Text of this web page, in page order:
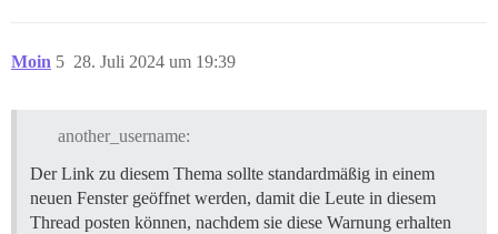
Moin 28. Juli 2024 um 19:39
5
another_username:
Der Link zu diesem Thema sollte standardmäßig in einem
neuen Fenster geöffnet werden, damit die Leute in diesem
Thread posten können, nachdem sie diese Warnung erhalten